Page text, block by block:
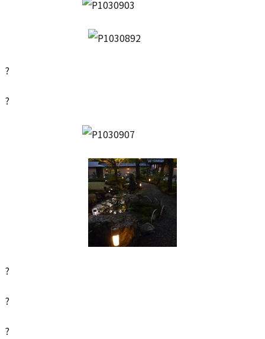
?
?
?
?
?